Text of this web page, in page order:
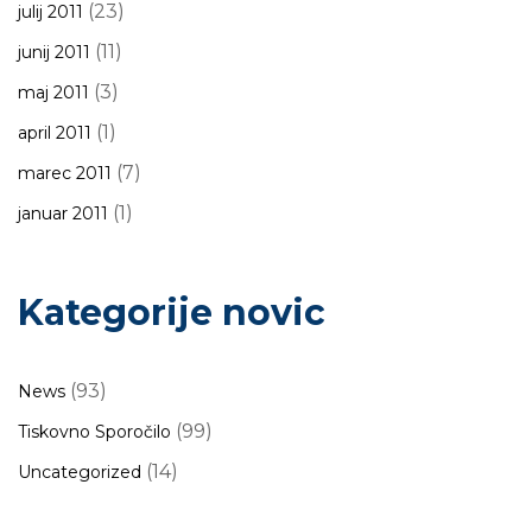
julij 2011 (23)
junij 2011 (11)
maj 2011 (3)
april 2011 (1)
marec 2011 (7)
januar 2011 (1)
Kategorije novic
News (93)
Tiskovno Sporočilo (99)
Uncategorized (14)